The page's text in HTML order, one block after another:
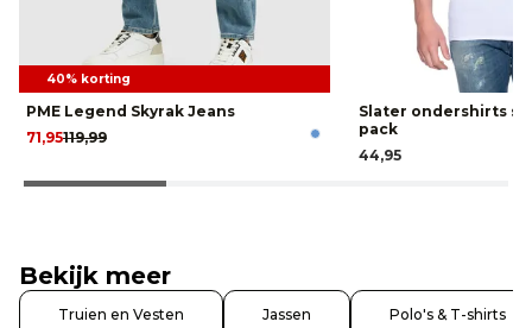
40% korting
PME Legend Skyrak Jeans
119,99
71,95
Slater ondershirts
pack
44,95
Bekijk meer
Truien en Vesten Jassen Polo's & T-shirts